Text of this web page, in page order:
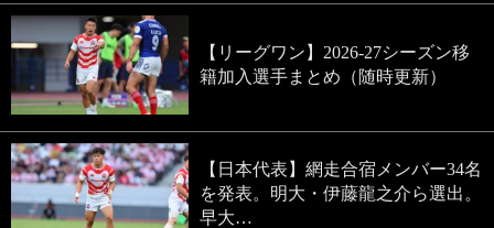
【リーグワン】2026-27シーズン移
籍加入選手まとめ（随時更新）
【日本代表】網走合宿メンバー34名
を発表。明大・伊藤龍之介ら選出。
早大…